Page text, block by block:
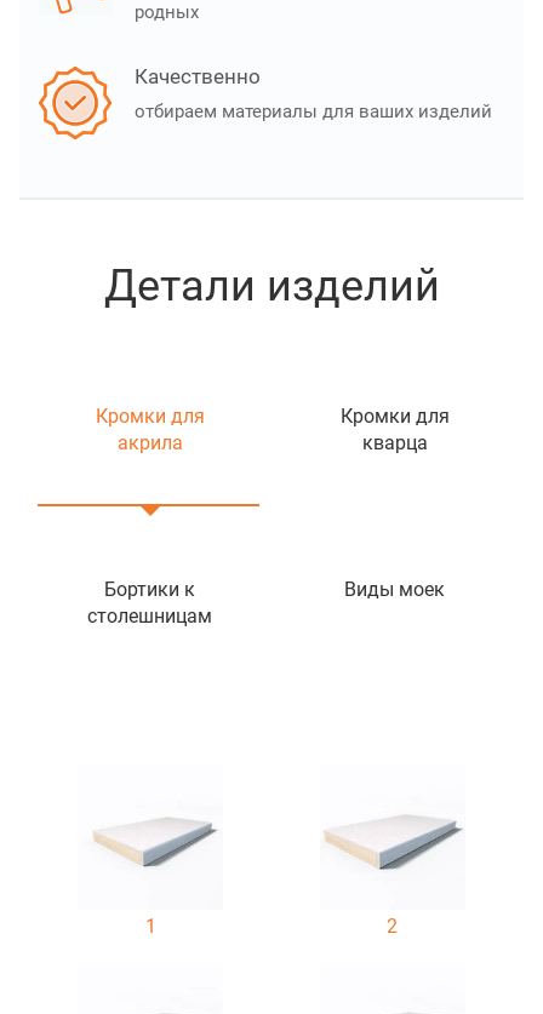
родных
Качественно
отбираем материалы для ваших изделий
Детали изделий
Кромки для
акрила
Кромки для
кварца
Бортики к
столешницам
Виды моек
1 2